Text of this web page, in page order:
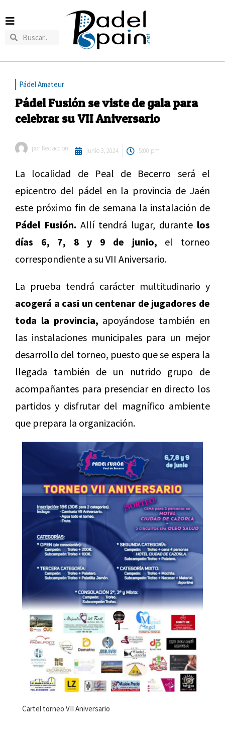
Pádel Amateur
Pádel Fusión se viste de gala para
celebrar su VII Aniversario
por Redaccion junio 3, 2024 5:00 pm
La localidad de Peal de Becerro será el
epicentro del pádel en la provincia de Jaén
este próximo fin de semana la instalación de
Pádel Fusión. Allí tendrá lugar, durante los
días 6, 7, 8 y 9 de junio, el torneo
correspondiente a su VII Aniversario.
La prueba tendrá carácter multitudinario y
acogerá a casi un centenar de jugadores de
toda la provincia, apoyándose también en
las instalaciones municipales para un mejor
desarrollo del torneo, puesto que se espera la
llegada también de un nutrido grupo de
acompañantes para presenciar en directo los
partidos y disfrutar del magnífico ambiente
que prepara la organización.
Cartel torneo VII Aniversario